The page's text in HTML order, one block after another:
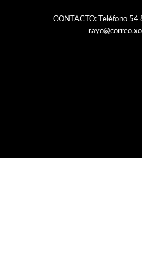
CONTACTO: Teléfono